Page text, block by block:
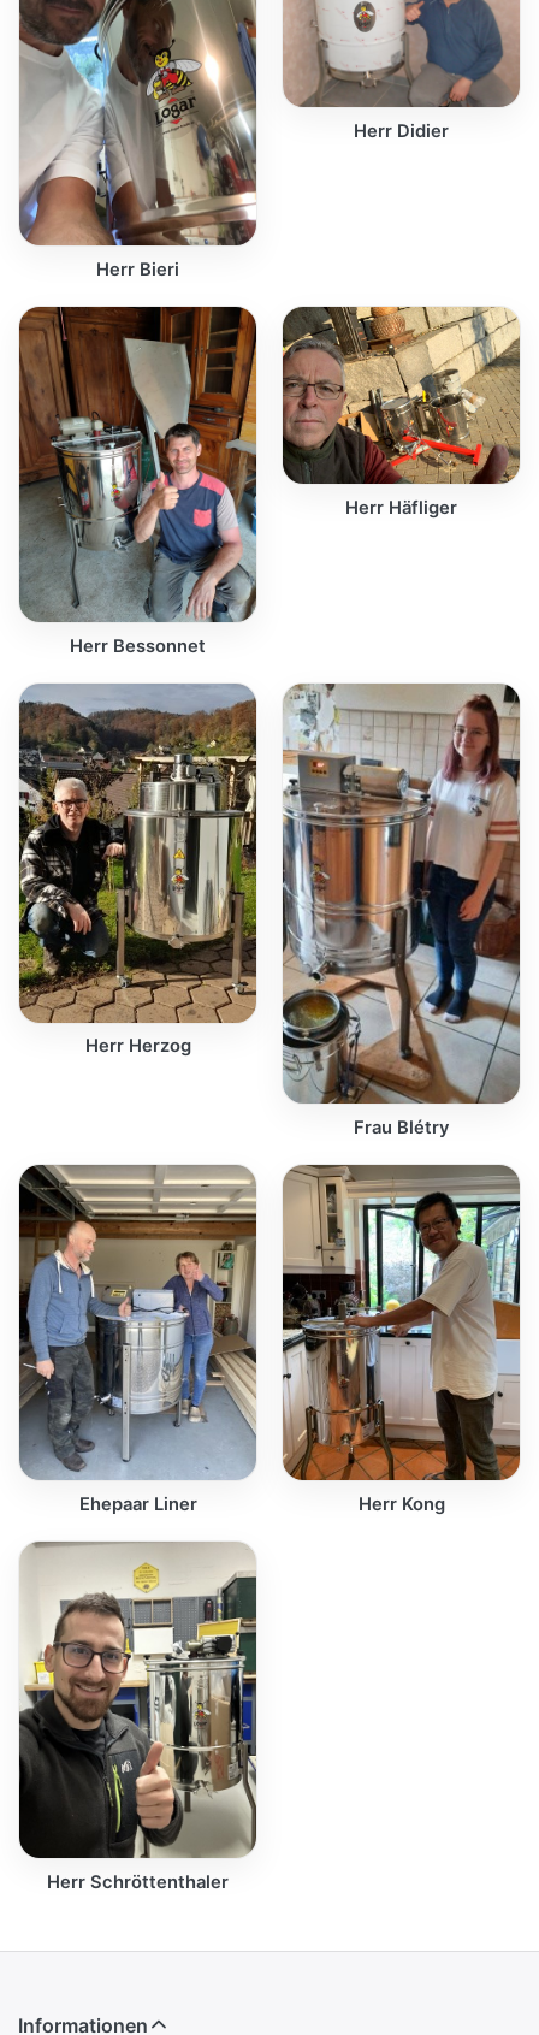
Herr Bieri
Herr Didier
Herr Bessonnet
Herr Häfliger
Herr Herzog
Frau Blétry
Ehepaar Liner Herr Kong
Herr Schröttenthaler
Informationen